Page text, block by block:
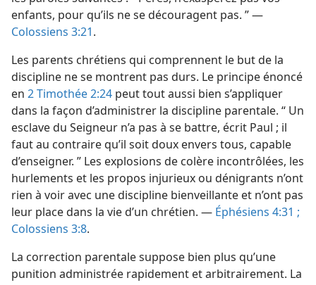
enfants, pour qu’ils ne se découragent pas. ” —
Colossiens 3:21.
Les parents chrétiens qui comprennent le but de la
discipline ne se montrent pas durs. Le principe énoncé
en 2 Timothée 2:24 peut tout aussi bien s’appliquer
dans la façon d’administrer la discipline parentale. “ Un
esclave du Seigneur n’a pas à se battre, écrit Paul ; il
faut au contraire qu’il soit doux envers tous, capable
d’enseigner. ” Les explosions de colère incontrôlées, les
hurlements et les propos injurieux ou dénigrants n’ont
rien à voir avec une discipline bienveillante et n’ont pas
leur place dans la vie d’un chrétien. — Éphésiens 4:31 ;
Colossiens 3:8.
La correction parentale suppose bien plus qu’une
punition administrée rapidement et arbitrairement. La